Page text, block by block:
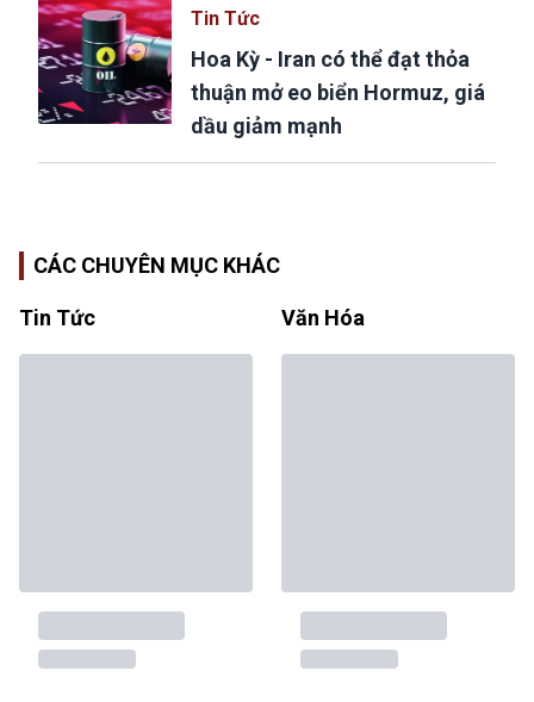
Tin Tức
Hoa Kỳ - Iran có thể đạt thỏa
thuận mở eo biển Hormuz, giá
dầu giảm mạnh
CÁC CHUYÊN MỤC KHÁC
Tin Tức Văn Hóa